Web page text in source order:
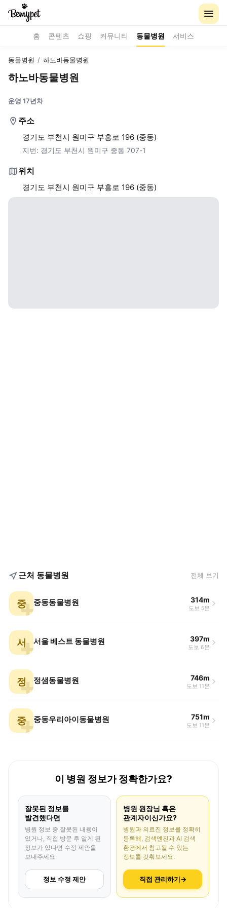
홈 콘텐츠 쇼핑 커뮤니티 동물병원 서비스
동물병원 / 하노바동물병원
하노바동물병원
운영 17년차
주소
경기도 부천시 원미구 부흥로 196 (중동)
지번: 경기도 부천시 원미구 중동 707-1
위치
경기도 부천시 원미구 부흥로 196 (중동)
근처 동물병원 전체 보기
중 중동동물병원 314m
도보 5분
서 서울 베스트 동물병원 397m
도보 6분
정 정샘동물병원 746m
도보 11분
중 중동우리아이동물병원 751m
도보 11분
이 병원 정보가 정확한가요?
잘못된 정보를
발견했다면
병원 정보 중 잘못된 내용이
있거나, 직접 방문 후 알게 된
정보가 있다면 수정 제안을
보내주세요.
정보 수정 제안
병원 원장님 혹은
관계자이신가요?
병원과 의료진 정보를 정확히
등록해, 검색엔진과 AI 검색
환경에서 참고될 수 있는
정보를 갖춰보세요.
직접 관리하기→